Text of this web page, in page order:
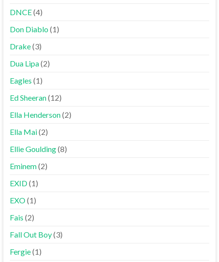
DNCE(4)
Don Diablo(1)
Drake(3)
Dua Lipa(2)
Eagles (1)
Ed Sheeran(12)
Ella Henderson(2)
Ella Mai(2)
Ellie Goulding(8)
Eminem(2)
EXID(1)
EXO(1)
Fais (2)
Fall Out Boy(3)
Fergie(1)